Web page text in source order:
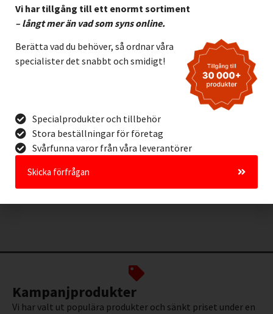
Polyester VIT, 38.10 x
12.70 mm
2.795,00 Exkl. moms
Lägg I Kundvagn
Offertförfrågan
Kampanjprodukter
Vi har valt ut populära produkter och sänkt priset under en
Vi har tillgång till ett enormt sortiment
– långt mer än vad som syns online.
Berätta vad du behöver, så ordnar våra
specialister det snabbt och smidigt!
Specialprodukter och tillbehör
Stora beställningar för företag
Svårfunna varor från våra leverantörer
Skicka förfrågan